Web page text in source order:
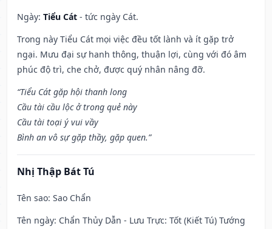
Ngày: Tiểu Cát - tức ngày Cát.
Trong này Tiểu Cát mọi việc đều tốt lành và ít gặp trở
ngại. Mưu đại sự hanh thông, thuận lợi, cùng với đó âm
phúc độ trì, che chở, được quý nhân nâng đỡ.
“Tiểu Cát gặp hội thanh long
Cầu tài cầu lộc ở trong quẻ này
Cầu tài toại ý vui vầy
Bình an vô sự gặp thầy, gặp quen.”
Nhị Thập Bát Tú
Tên sao: Sao Chẩn
Tên ngày: Chẩn Thủy Dẫn - Lưu Trực: Tốt (Kiết Tú) Tướng